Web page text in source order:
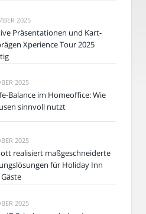
2025
Präsentationen und Kart-
Xperience Tour 2025
2025
Balance im Homeoffice: Wie
sinnvoll nutzt
2025
realisiert maßgeschneiderte
für Holiday Inn
2025